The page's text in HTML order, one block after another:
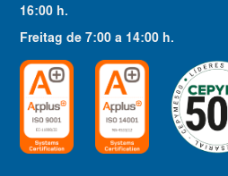
16:00 h.
Freitag de7:00 a 14:00 h.